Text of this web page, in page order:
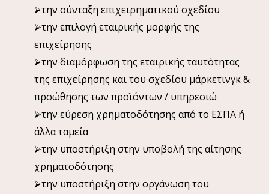
⮚την σύνταξη επιχειρηματικού σχεδίου
⮚την επιλογή εταιρικής μορφής της
επιχείρησης
⮚την διαμόρφωση της εταιρικής ταυτότητας
της επιχείρησης και του σχεδίου μάρκετινγκ &
προώθησης των προϊόντων / υπηρεσιώ
⮚την εύρεση χρηματοδότησης από το ΕΣΠΑ ή
άλλα ταμεία
⮚την υποστήριξη στην υποβολή της αίτησης
χρηματοδότησης
⮚την υποστήριξη στην οργάνωση του